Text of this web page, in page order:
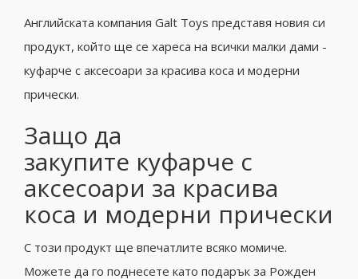
Английската компания Galt Toys представя новия си
продукт, който ще се хареса на всички малки дами -
куфарче с аксесоари за красива коса и модерни
прически.
Защо да
закупите куфарче с
аксесоари за красива
коса и модерни прически
С този продукт ще впечатлите всяко момиче.
Можете да го поднесете като подарък за Рожден